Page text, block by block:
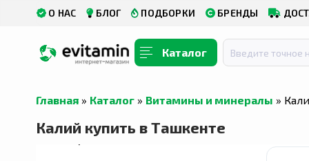
О НАС БЛОГ ПОДБОРКИ БРЕНДЫ
Каталог
Главная » Каталог » Витамины и минералы »
Калий купить в Ташкенте
Витамин Д -D3 ›
Липосомальный витамин Д - D3 ›
Витамин К ›
Минералы